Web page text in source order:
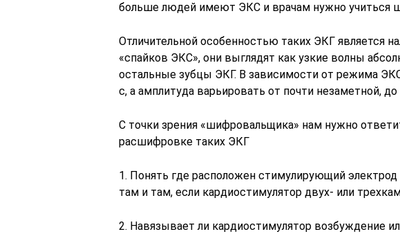
больше людей имеют ЭКС и врачам нужно учиться
Отличительной особенностью таких ЭКГ является
«спайков ЭКС», они выглядят как узкие волны
остальные зубцы ЭКГ. В зависимости от режима
с, а амплитуда варьировать от почти незаметной,
С точки зрения «шифровальщика» нам нужно
расшифровке таких ЭКГ
1. Понять где расположен стимулирующий
там и там, если кардиостимулятор двух- или
2. Навязывает ли кардиостимулятор возбуждение